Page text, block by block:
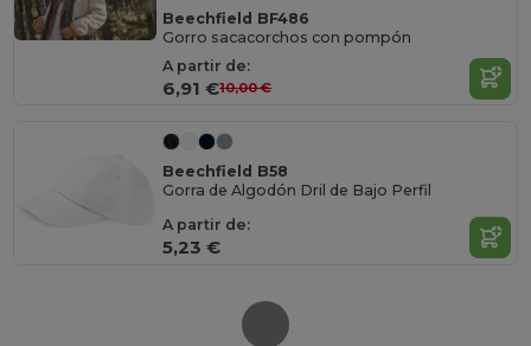
Beechfield BF486
Gorro sacacorchos con pompón
A partir de:
6,91 €10,00 €
Beechfield B58
Gorra de Algodón Dril de Bajo Perfil
A partir de:
5,23 €